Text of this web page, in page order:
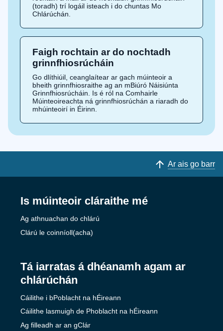
(toradh) trí logáil isteach i do chuntas Mo
Chlárúchán.
Faigh rochtain ar do nochtadh
grinnfhiosrúcháin
Go dlíthiúil, ceanglaítear ar gach múinteoir a
bheith grinnfhiosraithe ag an mBiúró Náisiúnta
Grinnfhiosrúcháin. Is é ról na Comhairle
Múinteoireachta ná grinnfhiosrúchán a riaradh do
mhúinteoirí in Éirinn.
Ar ais go barr
Is múinteoir cláraithe mé
Ag athnuachan do chlárú
Clárú le coinníoll(acha)
Tá iarratas á dhéanamh agam ar
chlárúchán
Cáilithe i bPoblacht na hÉireann
Cáilithe lasmuigh de Phoblacht na hÉireann
Ag filleadh ar an gClár